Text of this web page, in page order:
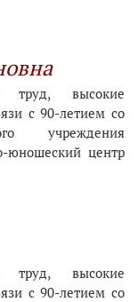
труд, высокие
с 90-летием со
учреждения
юношеский центр
труд, высокие
с 90-летием со